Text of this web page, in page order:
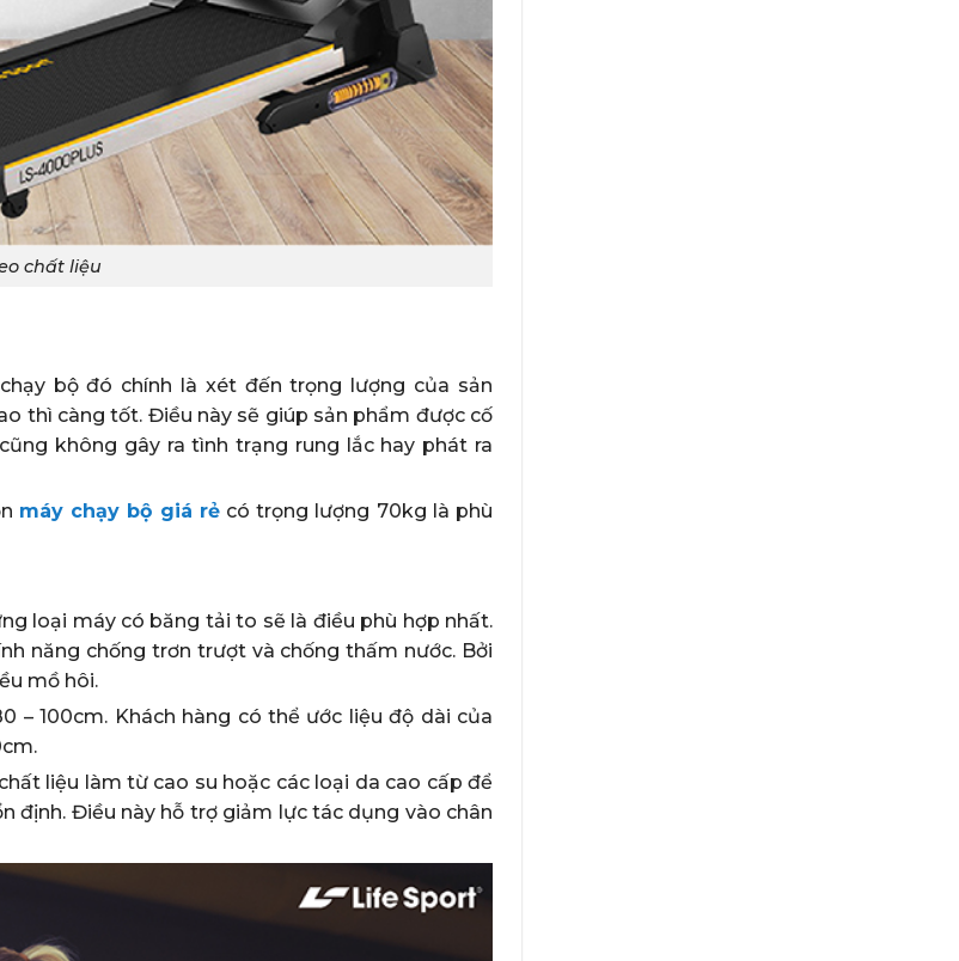
chất liệu
bộ đó chính là xét đến trọng lượng của sản
thì càng tốt. Điều này sẽ giúp sản phẩm được cố
không gây ra tình trạng rung lắc hay phát ra
máy chạy bộ giá rẻcó trọng lượng 70kg là phù
loại máy có băng tải to sẽ là điều phù hợp nhất.
năng chống trơn trượt và chống thấm nước. Bởi
mồ hôi.
– 100cm. Khách hàng có thể ước liệu độ dài của
liệu làm từ cao su hoặc các loại da cao cấp để
định. Điều này hỗ trợ giảm lực tác dụng vào chân